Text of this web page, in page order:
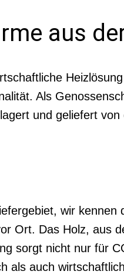
aus
Als
und geliefert
wir
Ort. Das Holz, aus
sorgt nicht nur für
als auch